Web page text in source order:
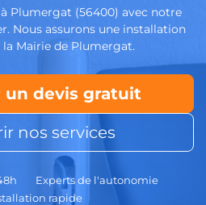
Plumergat (56400) avec notre
Nous assurons une installation
Mairie de Plumergat.
un devis gratuit
nos services
Experts de l'autonomie
rapide